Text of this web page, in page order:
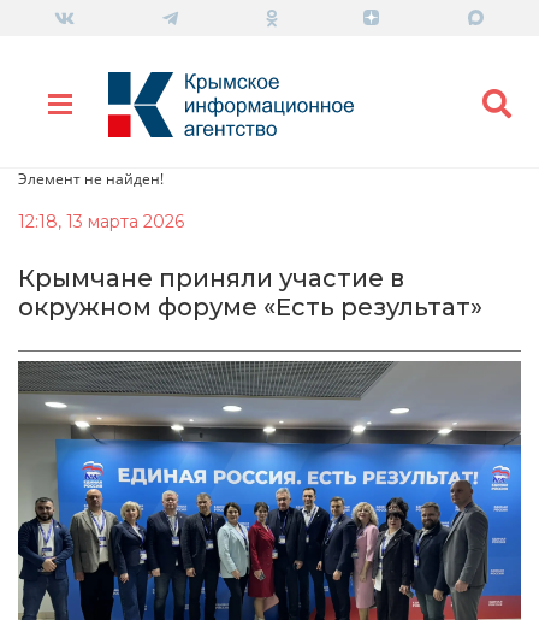
Элемент не найден!
12:18, 13 марта 2026
Крымчане приняли участие в
окружном форуме «Есть результат»